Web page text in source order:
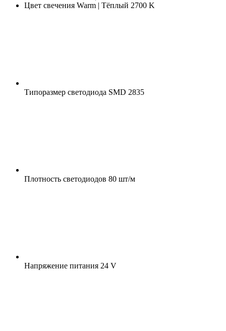
Цвет свечения Warm | Тёплый 2700 K
Типоразмер светодиода SMD 2835
Плотность светодиодов 80 шт/м
Напряжение питания 24 V